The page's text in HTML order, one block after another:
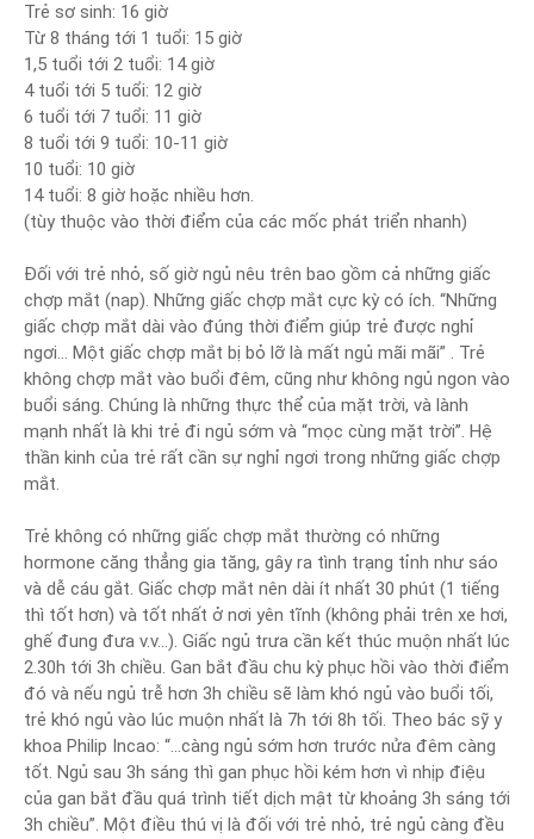
Trẻ sơ sinh: 16 giờ
Từ 8 tháng tới 1 tuổi: 15 giờ
1,5 tuổi tới 2 tuổi: 14 giờ
4 tuổi tới 5 tuổi: 12 giờ
6 tuổi tới 7 tuổi: 11 giờ
8 tuổi tới 9 tuổi: 10-11 giờ
10 tuổi: 10 giờ
14 tuổi: 8 giờ hoặc nhiều hơn.
(tùy thuộc vào thời điểm của các mốc phát triển nhanh)
Đối với trẻ nhỏ, số giờ ngủ nêu trên bao gồm cả những giấc
chợp mắt (nap). Những giấc chợp mắt cực kỳ có ích. “Những
giấc chợp mắt dài vào đúng thời điểm giúp trẻ được nghỉ
ngơi… Một giấc chợp mắt bị bỏ lỡ là mất ngủ mãi mãi” . Trẻ
không chợp mắt vào buổi đêm, cũng như không ngủ ngon vào
buổi sáng. Chúng là những thực thể của mặt trời, và lành
mạnh nhất là khi trẻ đi ngủ sớm và “mọc cùng mặt trời”. Hệ
thần kinh của trẻ rất cần sự nghỉ ngơi trong những giấc chợp
mắt.
Trẻ không có những giấc chợp mắt thường có những
hormone căng thẳng gia tăng, gây ra tình trạng tỉnh như sáo
và dễ cáu gắt. Giấc chợp mắt nên dài ít nhất 30 phút (1 tiếng
thì tốt hơn) và tốt nhất ở nơi yên tĩnh (không phải trên xe hơi,
ghế đung đưa v.v…). Giấc ngủ trưa cần kết thúc muộn nhất lúc
2.30h tới 3h chiều. Gan bắt đầu chu kỳ phục hồi vào thời điểm
đó và nếu ngủ trễ hơn 3h chiều sẽ làm khó ngủ vào buổi tối,
trẻ khó ngủ vào lúc muộn nhất là 7h tới 8h tối. Theo bác sỹ y
khoa Philip Incao: “…càng ngủ sớm hơn trước nửa đêm càng
tốt. Ngủ sau 3h sáng thì gan phục hồi kém hơn vì nhịp điệu
của gan bắt đầu quá trình tiết dịch mật từ khoảng 3h sáng tới
3h chiều”. Một điều thú vị là đối với trẻ nhỏ, trẻ ngủ càng đều